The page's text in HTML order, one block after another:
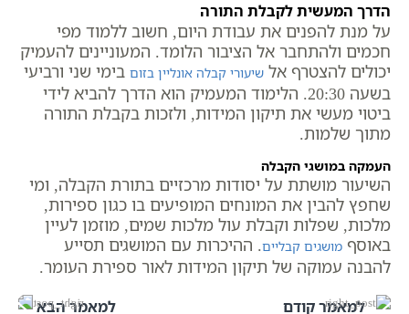
הדרך המעשית לקבלת התורה
על מנת להפנים את עבודת היום, חשוב ללמוד מפי
חכמים ולהתחבר אל הציבור הלומד. המעוניינים להעמיק
יכולים להצטרף אל שיעורי קבלה אונליין בזום בימי שני ורביעי
בשעה 20:30. הלימוד המעמיק הוא הדרך להביא לידי
ביטוי מעשי את תיקון המידות, ולזכות בקבלת התורה
מתוך שלמות.
העמקה במושגי הקבלה
השיעור מושתת על יסודות מרכזיים בתורת הקבלה, ומי
שחפץ להבין את המונחים המופיעים בו כגון ספירות,
מלכות, שפלות וקבלת עול מלכות שמים, מוזמן לעיין
באוסף מושגים קבליים. ההיכרות עם המושגים תסייע
להבנה עמוקה של תיקון המידות לאור ספירת העומר.
למאמר קודם למאמר הבא